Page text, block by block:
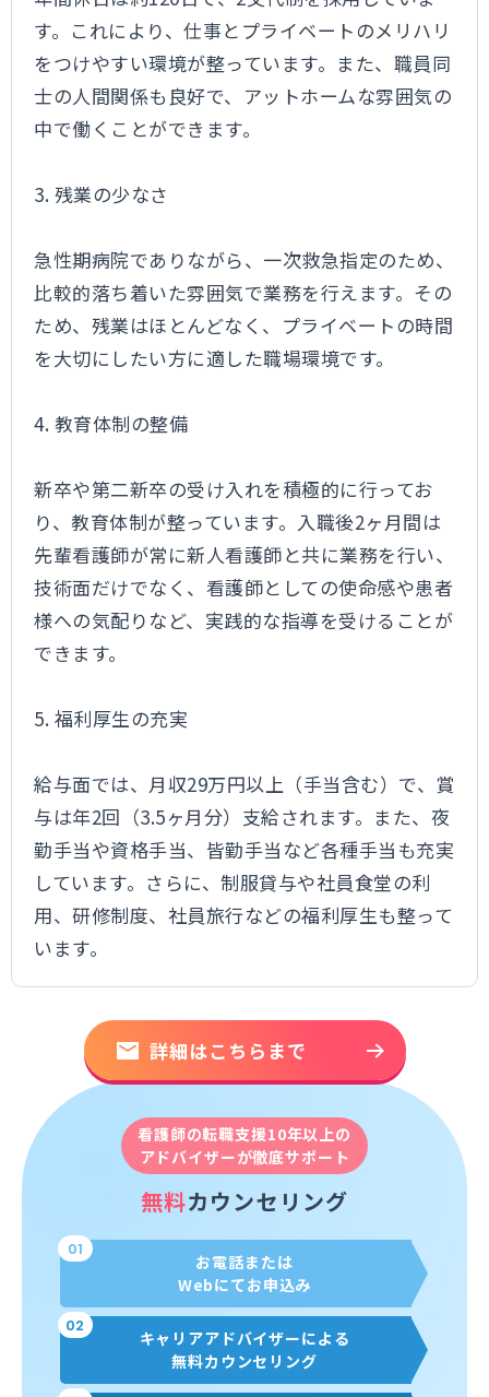
す。これにより、仕事とプライベートのメリハリ
をつけやすい環境が整っています。また、職員同
士の人間関係も良好で、アットホームな雰囲気の
中で働くことができます。
3. 残業の少なさ
急性期病院でありながら、一次救急指定のため、
比較的落ち着いた雰囲気で業務を行えます。その
ため、残業はほとんどなく、プライベートの時間
を大切にしたい方に適した職場環境です。
4. 教育体制の整備
新卒や第二新卒の受け入れを積極的に行ってお
り、教育体制が整っています。入職後2ヶ月間は
先輩看護師が常に新人看護師と共に業務を行い、
技術面だけでなく、看護師としての使命感や患者
様への気配りなど、実践的な指導を受けることが
できます。
5. 福利厚生の充実
給与面では、月収29万円以上（手当含む）で、賞
与は年2回（3.5ヶ月分）支給されます。また、夜
勤手当や資格手当、皆勤手当など各種手当も充実
しています。さらに、制服貸与や社員食堂の利
用、研修制度、社員旅行などの福利厚生も整って
います。
詳細はこちらまで
看護師の転職支援10年以上の
アドバイザーが徹底サポート
無料カウンセリング
01
お電話または
Webにてお申込み
02
キャリアアドバイザーによる
無料カウンセリング